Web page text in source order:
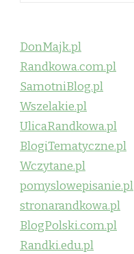
DonMajk.pl
Randkowa.com.pl
SamotniBlog.pl
Wszelakie.pl
UlicaRandkowa.pl
BlogiTematyczne.pl
Wczytane.pl
pomyslowepisanie.pl
stronarandkowa.pl
BlogPolski.com.pl
Randki.edu.pl